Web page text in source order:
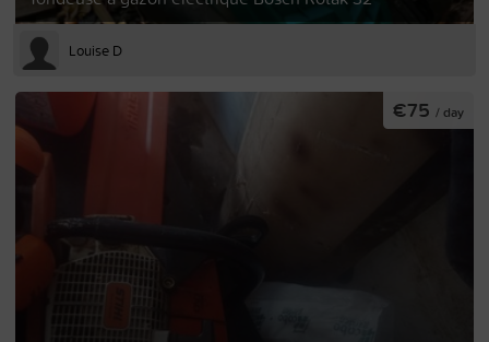
Louise D
€75 / day